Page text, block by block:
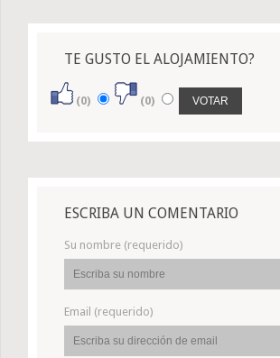
TE GUSTO EL ALOJAMIENTO?
(0) (0)
ESCRIBA UN COMENTARIO
Su nombre (requerido)
Email (requerido)